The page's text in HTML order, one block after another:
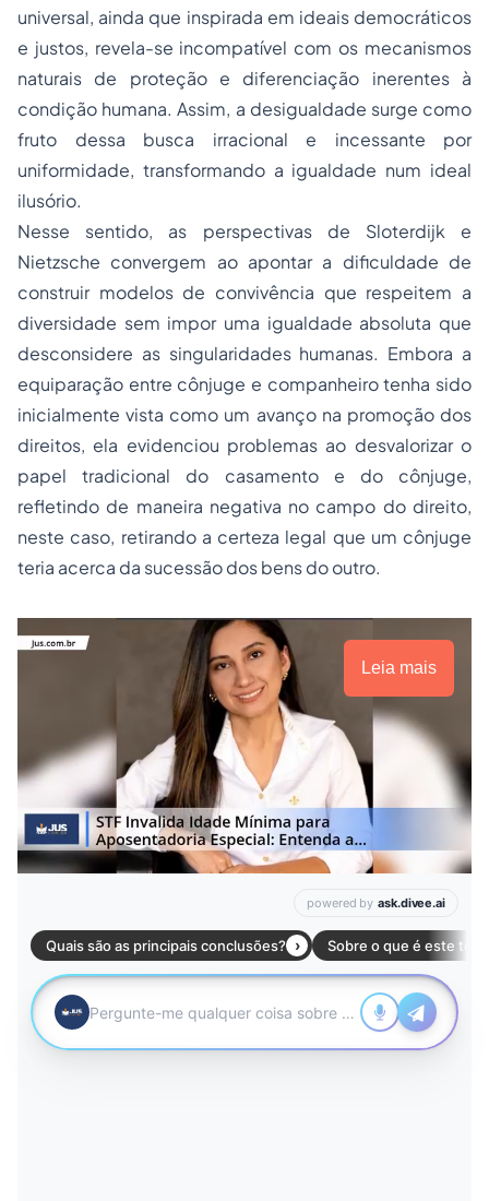
universal, ainda que inspirada em ideais democráticos
e justos, revela-se incompatível com os mecanismos
naturais de proteção e diferenciação inerentes à
condição humana. Assim, a desigualdade surge como
fruto dessa busca irracional e incessante por
uniformidade, transformando a igualdade num ideal
ilusório.
Nesse sentido, as perspectivas de Sloterdijk e
Nietzsche convergem ao apontar a dificuldade de
construir modelos de convivência que respeitem a
diversidade sem impor uma igualdade absoluta que
desconsidere as singularidades humanas. Embora a
equiparação entre cônjuge e companheiro tenha sido
inicialmente vista como um avanço na promoção dos
direitos, ela evidenciou problemas ao desvalorizar o
papel tradicional do casamento e do cônjuge,
refletindo de maneira negativa no campo do direito,
neste caso, retirando a certeza legal que um cônjuge
teria acerca da sucessão dos bens do outro.
Leia mais